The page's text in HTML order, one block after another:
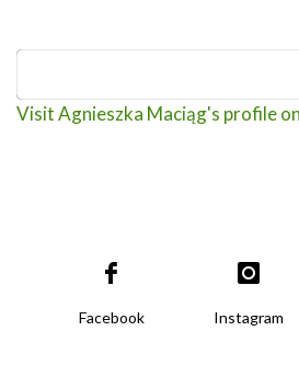
Visit Agnieszka Maciąg's profile
Facebook Instagram